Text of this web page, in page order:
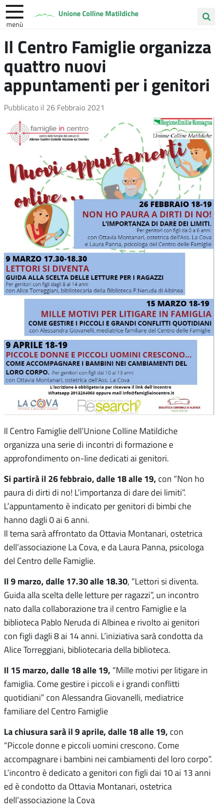
Unione Colline Matildiche
menù
sito
Albinea Quattro Castella Vezzano sul Crostolo
Il Centro Famiglie organizza
quattro nuovi
appuntamenti per i genitori
Pubblicato il 26 Febbraio 2021
Il Centro Famiglie dell’Unione Colline Matildiche
organizza una serie di incontri di formazione e
approfondimento on-line dedicati ai genitori.
Si partirà il 26 febbraio, dalle 18 alle 19, con “Non ho
paura di dirti di no! L’importanza di dare dei limiti”.
L’appuntamento è indicato per genitori di bimbi che
hanno dagli 0 ai 6 anni.
Il tema sarà affrontato da Ottavia Montanari, ostetrica
dell’associazione La Cova, e da Laura Panna, psicologa
del Centro delle Famiglie.
Il 9 marzo, dalle 17.30 alle 18.30, “Lettori si diventa.
Guida alla scelta delle letture per ragazzi”, un incontro
nato dalla collaborazione tra il centro Famiglie e la
biblioteca Pablo Neruda di Albinea e rivolto ai genitori
con figli dagli 8 ai 14 anni. L’iniziativa sarà condotta da
Alice Torreggiani, bibliotecaria della biblioteca.
Il 15 marzo, dalle 18 alle 19, “Mille motivi per litigare in
famiglia. Come gestire i piccoli e i grandi conflitti
quotidiani” con Alessandra Giovanelli, mediatrice
familiare del Centro Famiglie
La chiusura sarà il 9 aprile, dalle 18 alle 19, con
“Piccole donne e piccoli uomini crescono. Come
accompagnare i bambini nei cambiamenti del loro corpo”.
L’incontro è dedicato a genitori con figli dai 10 ai 13 anni
ed è condotto da Ottavia Montanari, ostetrica
dell’associazione la Cova